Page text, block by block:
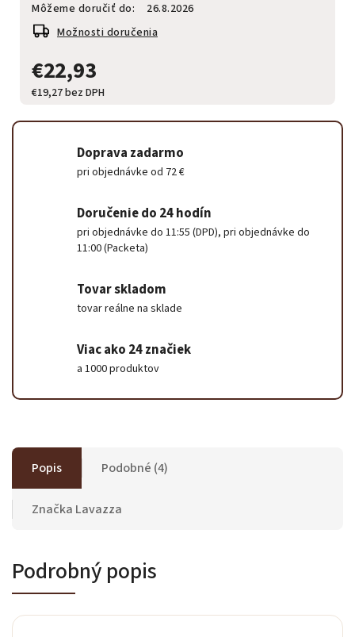
€22,93
€19,27 bez DPH
Môžeme doručiť do:
26.8.2026
Možnosti doručenia
Doprava zadarmo
pri objednávke od 72 €
Doručenie do 24 hodín
pri objednávke do 11:55 (DPD), pri objednávke do
11:00 (Packeta)
Tovar skladom
tovar reálne na sklade
Viac ako 24 značiek
a 1000 produktov
Popis Podobné (4)
Značka Lavazza
Podrobný popis